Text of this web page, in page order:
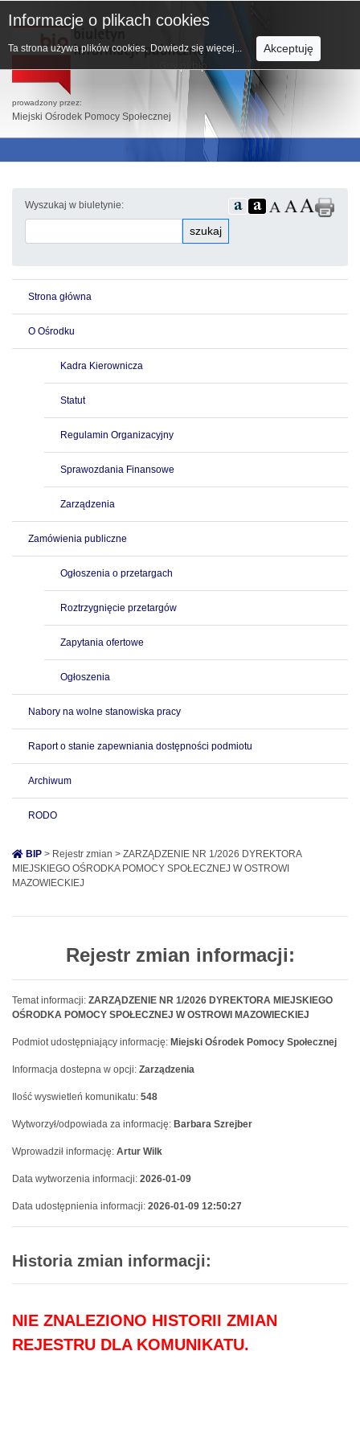
prowadzony przez:
Miejski Ośrodek Pomocy Społecznej
Wyszukaj w biuletynie:
szukaj
Strona główna
O Ośrodku
Kadra Kierownicza
Statut
Regulamin Organizacyjny
Sprawozdania Finansowe
Zarządzenia
Zamówienia publiczne
Ogłoszenia o przetargach
Roztrzygnięcie przetargów
Zapytania ofertowe
Ogłoszenia
Nabory na wolne stanowiska pracy
Raport o stanie zapewniania dostępności podmiotu
Archiwum
RODO
BIP > Rejestr zmian > ZARZĄDZENIE NR 1/2026 DYREKTORA
MIEJSKIEGO OŚRODKA POMOCY SPOŁECZNEJ W OSTROWI
MAZOWIECKIEJ
Rejestr zmian informacji:
Temat informacji: ZARZĄDZENIE NR 1/2026 DYREKTORA MIEJSKIEGO
OŚRODKA POMOCY SPOŁECZNEJ W OSTROWI MAZOWIECKIEJ
Podmiot udostępniający informację: Miejski Ośrodek Pomocy Społecznej
Informacja dostepna w opcji: Zarządzenia
Ilość wyswietleń komunikatu: 548
Wytworzył/odpowiada za informację: Barbara Szrejber
Wprowadził informację: Artur Wilk
Data wytworzenia informacji: 2026-01-09
Data udostępnienia informacji: 2026-01-09 12:50:27
Historia zmian informacji:
NIE ZNALEZIONO HISTORII ZMIAN
REJESTRU DLA KOMUNIKATU.
Informacje o plikach cookies
Ta strona używa plików cookies. Dowiedz się więcej... Akceptuję